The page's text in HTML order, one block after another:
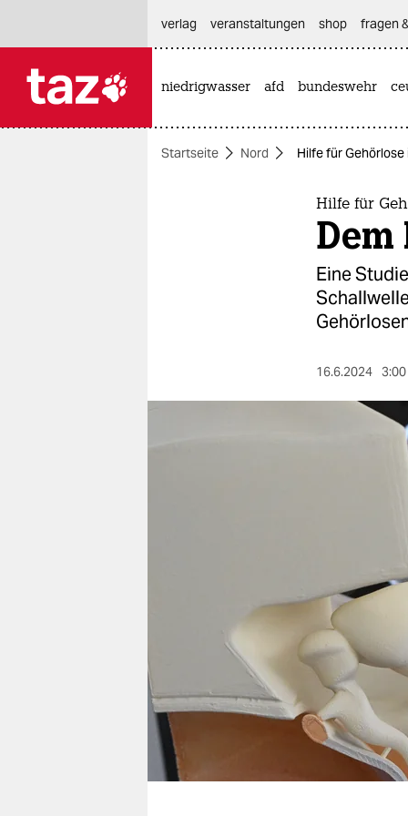
themen
nord
veranstaltungen
unterstützen
abo
genossenschaft
verlag
veranstaltungen shop fragen
niedrigwasser afd bundeswehr
Startseite Nord Hilfe für
Hilfe für
Dem
Eine
16.6.2024